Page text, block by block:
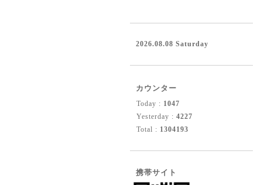
2026.08.08 Saturday
カウンター
Today : 1047
Yesterday : 4227
Total : 1304193
携帯サイト